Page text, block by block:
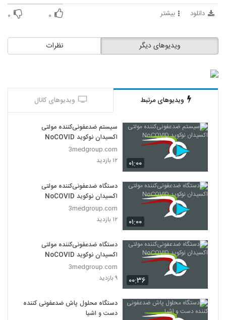
دانلود بیشتر ۰ ۰
نظرات ویدیوهای دیگر
ویدیوهای مرتبط ویدیوهای کانال
۰۱:۰۰
سیستم ضدعفونی‌کننده مولتی
اکسیدان نوكويد NoCOVID
3medgroup.com
۱۲ بازدید
۰۱:۰۰
دستگاه ضدعفونی‌کننده مولتی
اکسیدان نوكويد NoCOVID
3medgroup.com
۱۲ بازدید
۰۰:۳۶
دستگاه ضدعفونی‌کننده مولتی
اکسیدان نوكويد NoCOVID
3medgroup.com
۹ بازدید
دستگاه محلول پاش ضدعفونی کننده
دست و اشیا